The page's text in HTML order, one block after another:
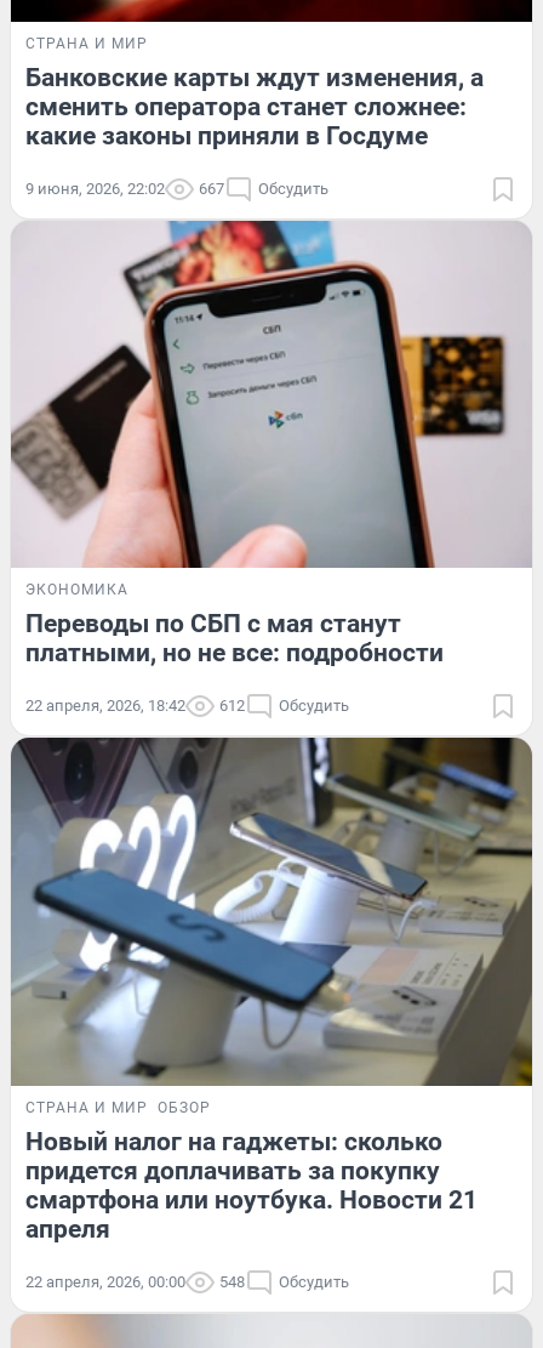
СТРАНА И МИР
Банковские карты ждут изменения, а
сменить оператора станет сложнее:
какие законы приняли в Госдуме
9 июня, 2026, 22:02 667 Обсудить
ЭКОНОМИКА
Переводы по СБП с мая станут
платными, но не все: подробности
22 апреля, 2026, 18:42 612 Обсудить
СТРАНА И МИР ОБЗОР
Новый налог на гаджеты: сколько
придется доплачивать за покупку
смартфона или ноутбука. Новости 21
апреля
22 апреля, 2026, 00:00 548 Обсудить